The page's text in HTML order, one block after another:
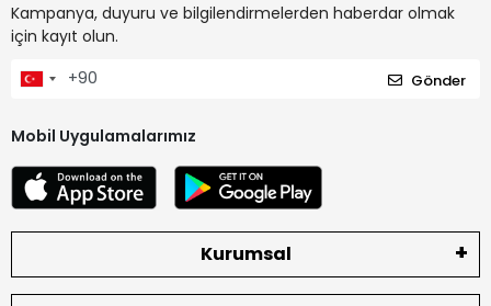
Kampanya, duyuru ve bilgilendirmelerden haberdar olmak
için kayıt olun.
Gönder
Mobil Uygulamalarımız
Kurumsal